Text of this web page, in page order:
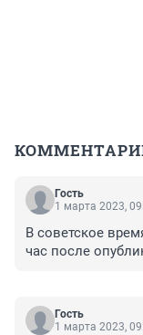
Гость
1 марта 2023,
В советское
час после
Гость
1 марта 2023,